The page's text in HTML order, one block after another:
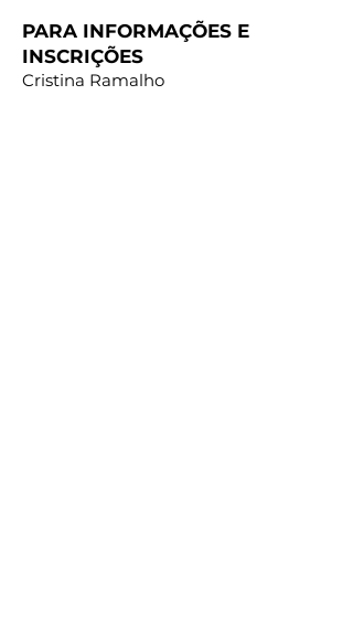
PARA INFORMAÇÕES E
INSCRIÇÕES
Cristina Ramalho